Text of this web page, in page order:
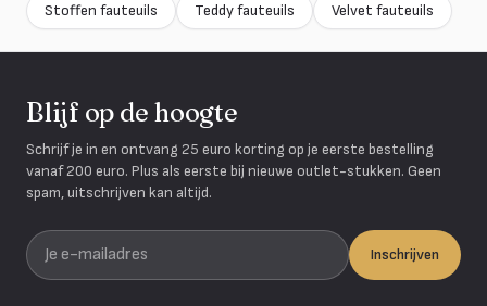
Stoffen fauteuils
Teddy fauteuils Velvet fauteuils
Blijf op de hoogte
Schrijf je in en ontvang 25 euro korting op je eerste bestelling
vanaf 200 euro. Plus als eerste bij nieuwe outlet-stukken. Geen
spam, uitschrijven kan altijd.
Je e-mailadres
Inschrijven